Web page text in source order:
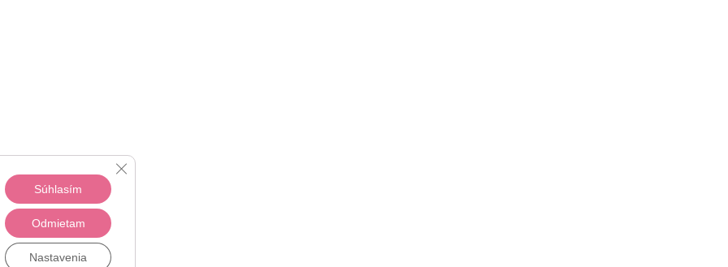
Súhlasím
Odmietam
Nastavenia
Close GDPR Cookie Banner